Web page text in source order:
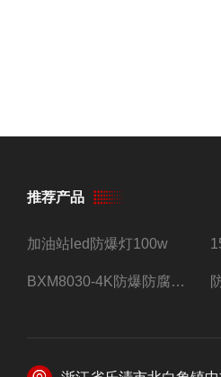
推荐产品
加油站led防爆灯100w
BXM8030-4K防爆防腐照明配电箱四路带总开关